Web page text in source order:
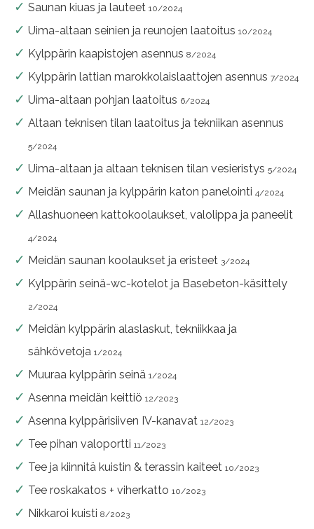
Saunan kiuas ja lauteet 10/2024
Uima-altaan seinien ja reunojen laatoitus 10/2024
Kylppärin kaapistojen asennus 8/2024
Kylppärin lattian marokkolaislaattojen asennus 7/2024
Uima-altaan pohjan laatoitus 6/2024
Altaan teknisen tilan laatoitus ja tekniikan asennus
5/2024
Uima-altaan ja altaan teknisen tilan vesieristys 5/2024
Meidän saunan ja kylppärin katon panelointi 4/2024
Allashuoneen kattokoolaukset, valolippa ja paneelit
4/2024
Meidän saunan koolaukset ja eristeet 3/2024
Kylppärin seinä-wc-kotelot ja Basebeton-käsittely
2/2024
Meidän kylppärin alaslaskut, tekniikkaa ja
sähkövetoja 1/2024
Muuraa kylppärin seinä 1/2024
Asenna meidän keittiö 12/2023
Asenna kylppärisiiven IV-kanavat 12/2023
Tee pihan valoportti 11/2023
Tee ja kiinnitä kuistin & terassin kaiteet 10/2023
Tee roskakatos + viherkatto 10/2023
Nikkaroi kuisti 8/2023